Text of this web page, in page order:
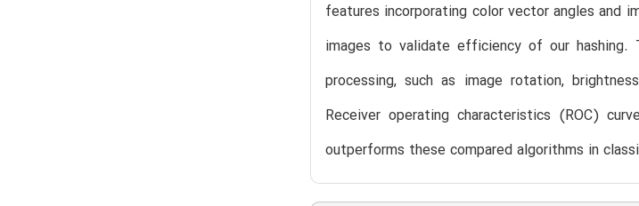
features incorporating color vector angles and
images to validate efficiency of our hashing.
processing, such as image rotation,
Receiver operating characteristics (ROC)
outperforms these compared algorithms in